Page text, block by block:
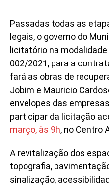
Passadas todas as
legais, o governo do
licitatório na
002/2021, para a
fará as obras de
Jobim e Mauricio
envelopes das
participar da licitação
março, às 9h, no Centro
A revitalização dos
topografia,
sinalização,